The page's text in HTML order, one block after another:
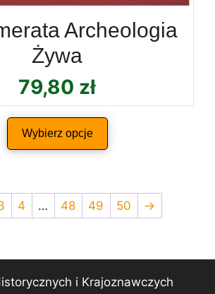
Archeologia
Żywa
79,80 zł
Wybierz opcje
4 … 48 49 50 →
i Krajoznawczych